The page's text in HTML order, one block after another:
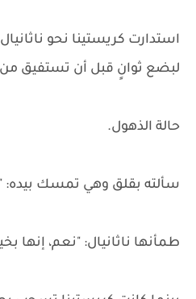
استدارت كريستينا نحو
لبضع ثوانٍ قبل أن تستفيق من
حالة الذهول.
سألته بقلق وهي تمسك بيده:
طمأنها ناثانيال: "نعم، إنها